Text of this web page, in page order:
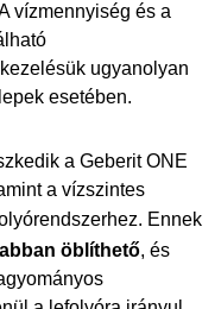
vízmennyiség és a
ugyanolyan
esetében.
a Geberit ONE
a vízszintes
Ennek
öblíthető, és